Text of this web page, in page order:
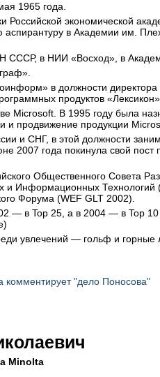
1965 года.
Российской экономической
в Академии им.
СССР, в НИИ «Восход», в
в должности
продуктов
Microsoft. В 1995 году была
и продвижение продукции
и СНГ, в этой должности
2007 года покинула свой
Общественного Совета
и Информационных
Форума (WEF GLT 2002).
— в Top 25, а в 2004 — в Top
увлечений — гольф и горные
комментирует "дело Поносова"
Minolta